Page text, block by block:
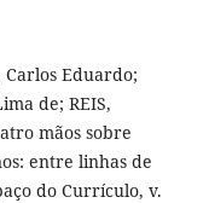
Carlos Eduardo;
de; REIS,
mãos sobre
entre linhas de
do Currículo, v.